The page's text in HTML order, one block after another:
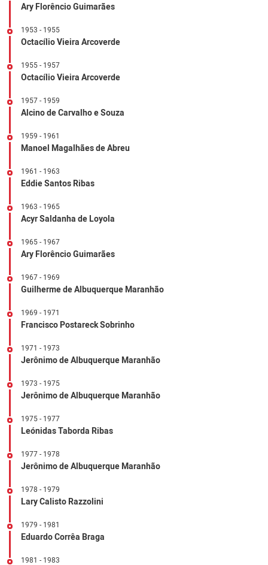
Ary Florêncio Guimarães
1953 - 1955
Octacílio Vieira Arcoverde
1955 - 1957
Octacílio Vieira Arcoverde
1957 - 1959
Alcino de Carvalho e Souza
1959 - 1961
Manoel Magalhães de Abreu
1961 - 1963
Eddie Santos Ribas
1963 - 1965
Acyr Saldanha de Loyola
1965 - 1967
Ary Florêncio Guimarães
1967 - 1969
Guilherme de Albuquerque Maranhão
1969 - 1971
Francisco Postareck Sobrinho
1971 - 1973
Jerônimo de Albuquerque Maranhão
1973 - 1975
Jerônimo de Albuquerque Maranhão
1975 - 1977
Leónidas Taborda Ribas
1977 - 1978
Jerônimo de Albuquerque Maranhão
1978 - 1979
Lary Calisto Razzolini
1979 - 1981
Eduardo Corrêa Braga
1981 - 1983